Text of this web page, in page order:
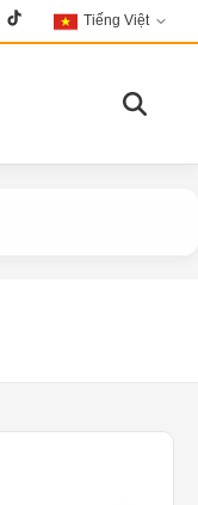
Tiếng Việt